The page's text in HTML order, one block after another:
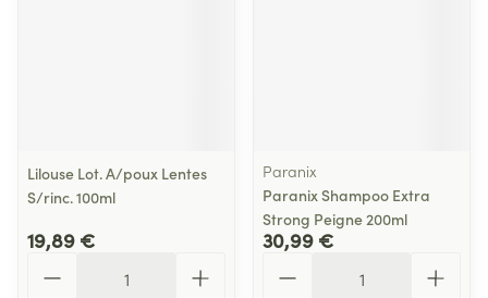
Lilouse Lot. A/poux Lentes
S/rinc. 100ml
19,89 €
Paranix
Paranix Shampoo Extra
Strong Peigne 200ml
30,99 €